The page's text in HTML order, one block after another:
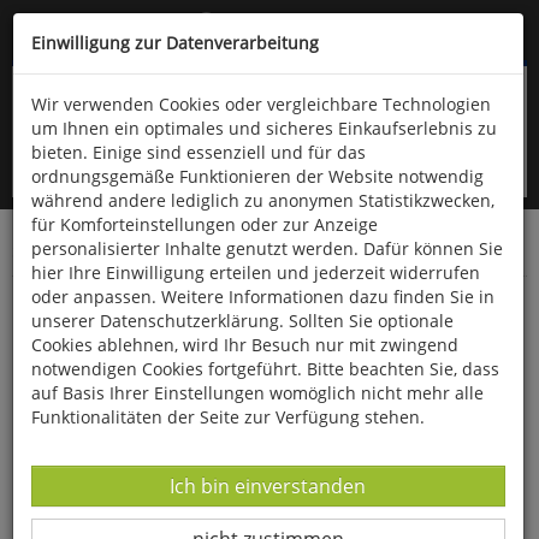
Kompletten Head der Seite überspringen
oder (06766) 9323-960
Startseite Bücher Literatur Belletristik
Der Hengst von der Felseninsel
Einwilligung zur Datenverarbeitung
Wir verwenden Cookies oder vergleichbare Technologien
um Ihnen ein optimales und sicheres Einkaufserlebnis zu
bieten. Einige sind essenziell und für das
ordnungsgemäße Funktionieren der Website notwendig
während andere lediglich zu anonymen Statistikzwecken,
für Komforteinstellungen oder zur Anzeige
personalisierter Inhalte genutzt werden. Dafür können Sie
hier Ihre Einwilligung erteilen und jederzeit widerrufen
oder anpassen. Weitere Informationen dazu finden Sie in
unserer Datenschutzerklärung. Sollten Sie optionale
Cookies ablehnen, wird Ihr Besuch nur mit zwingend
notwendigen Cookies fortgeführt. Bitte beachten Sie, dass
auf Basis Ihrer Einstellungen womöglich nicht mehr alle
Funktionalitäten der Seite zur Verfügung stehen.
Datenverarbeitung -
Ich bin einverstanden